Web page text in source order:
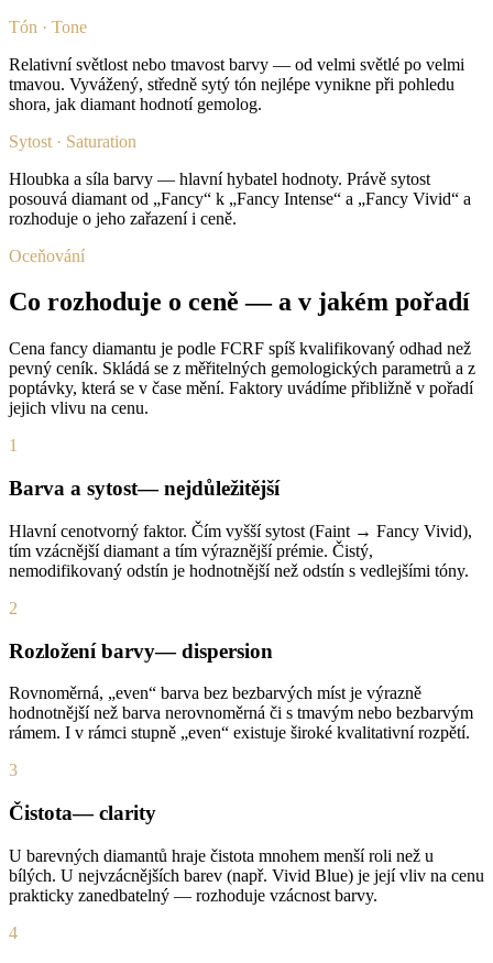
Tón · Tone
Relativní světlost nebo tmavost barvy — od velmi světlé po velmi
tmavou. Vyvážený, středně sytý tón nejlépe vynikne při pohledu
shora, jak diamant hodnotí gemolog.
Sytost · Saturation
Hloubka a síla barvy — hlavní hybatel hodnoty. Právě sytost
posouvá diamant od „Fancy“ k „Fancy Intense“ a „Fancy Vivid“ a
rozhoduje o jeho zařazení i ceně.
Oceňování
Co rozhoduje o ceně — a v jakém pořadí
Cena fancy diamantu je podle FCRF spíš kvalifikovaný odhad než
pevný ceník. Skládá se z měřitelných gemologických parametrů a z
poptávky, která se v čase mění. Faktory uvádíme přibližně v pořadí
jejich vlivu na cenu.
1
Barva a sytost— nejdůležitější
Hlavní cenotvorný faktor. Čím vyšší sytost (Faint → Fancy Vivid),
tím vzácnější diamant a tím výraznější prémie. Čistý,
nemodifikovaný odstín je hodnotnější než odstín s vedlejšími tóny.
2
Rozložení barvy— dispersion
Rovnoměrná, „even“ barva bez bezbarvých míst je výrazně
hodnotnější než barva nerovnoměrná či s tmavým nebo bezbarvým
rámem. I v rámci stupně „even“ existuje široké kvalitativní rozpětí.
3
Čistota— clarity
U barevných diamantů hraje čistota mnohem menší roli než u
bílých. U nejvzácnějších barev (např. Vivid Blue) je její vliv na cenu
prakticky zanedbatelný — rozhoduje vzácnost barvy.
4